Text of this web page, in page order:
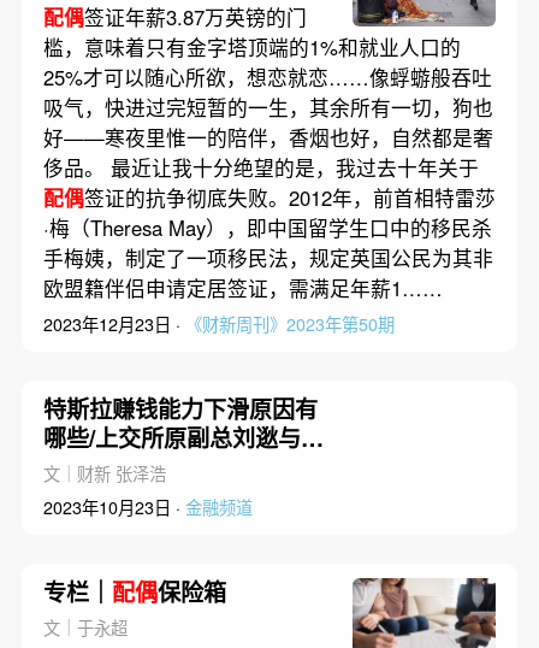
配偶签证年薪3.87万英镑的门
槛，意味着只有金字塔顶端的1%和就业人口的
25%才可以随心所欲，想恋就恋……像蜉蝣般吞吐
吸气，快进过完短暂的一生，其余所有一切，狗也
好——寒夜里惟一的陪伴，香烟也好，自然都是奢
侈品。 最近让我十分绝望的是，我过去十年关于
配偶签证的抗争彻底失败。2012年，前首相特雷莎
·梅（Theresa May），即中国留学生口中的移民杀
手梅姨，制定了一项移民法，规定英国公民为其非
欧盟籍伴侣申请定居签证，需满足年薪1……
2023年12月23日 · 《财新周刊》2023年第50期
特斯拉赚钱能力下滑原因有
哪些/上交所原副总刘逖与配
偶 “假离婚”被查｜数据精华
文｜财新 张泽浩
2023年10月23日 · 金融频道
专栏｜ 配偶保险箱
文｜于永超